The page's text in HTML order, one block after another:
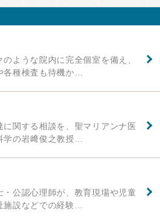
のような院内に完全個室を備え、
各種検査も待機か…
に関する相談を、聖マリアンナ医
学の岩﨑俊之教授…
公認心理師が、教育現場や児童
施設などでの経験…